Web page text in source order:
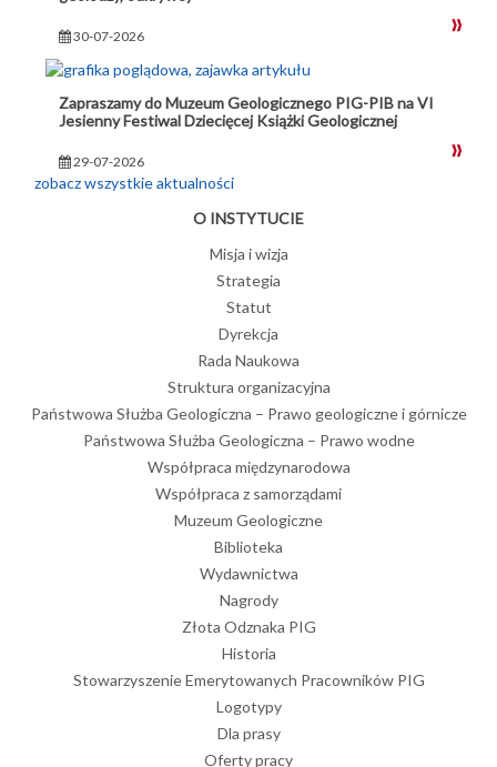
30-07-2026
Zapraszamy do Muzeum Geologicznego PIG-PIB na VI
Jesienny Festiwal Dziecięcej Książki Geologicznej
29-07-2026
zobacz wszystkie aktualności
O INSTYTUCIE
Misja i wizja
Strategia
Statut
Dyrekcja
Rada Naukowa
Struktura organizacyjna
Państwowa Służba Geologiczna – Prawo geologiczne i górnicze
Państwowa Służba Geologiczna – Prawo wodne
Współpraca międzynarodowa
Współpraca z samorządami
Muzeum Geologiczne
Biblioteka
Wydawnictwa
Nagrody
Złota Odznaka PIG
Historia
Stowarzyszenie Emerytowanych Pracowników PIG
Logotypy
Dla prasy
Oferty pracy